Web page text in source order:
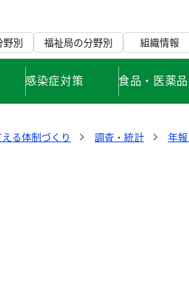
野別 福祉局の分野別 組織情報
感染症対策 食品・医薬
る体制づくり 調査・統計 年